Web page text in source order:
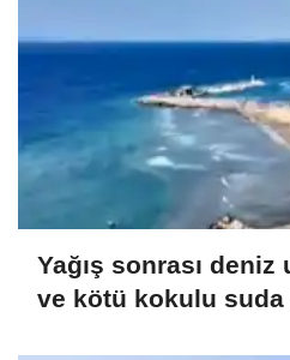
Yağış sonrası deniz
ve kötü kokulu suda